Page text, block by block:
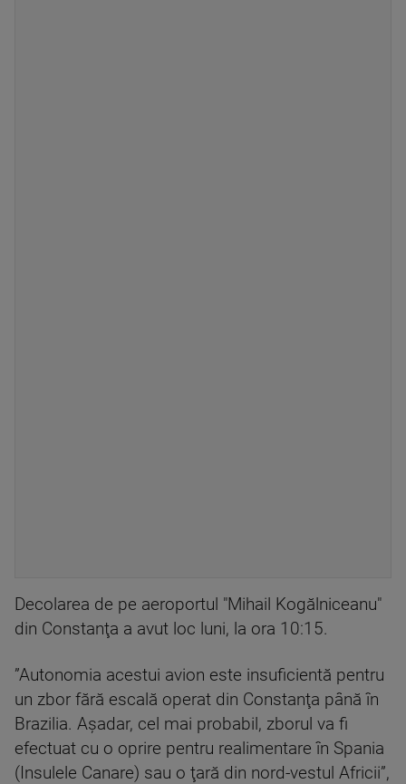
Decolarea de pe aeroportul "Mihail Kogălniceanu"
din Constanţa a avut loc luni, la ora 10:15.
”Autonomia acestui avion este insuficientă pentru
un zbor fără escală operat din Constanţa până în
Brazilia. Aşadar, cel mai probabil, zborul va fi
efectuat cu o oprire pentru realimentare în Spania
(Insulele Canare) sau o ţară din nord-vestul Africii”,